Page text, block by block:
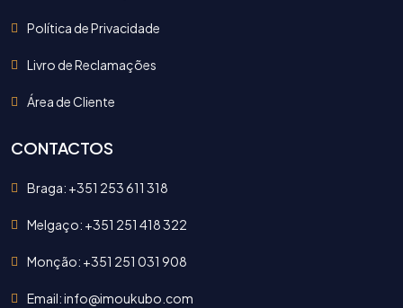
Política de Privacidade
Livro de Reclamações
Área de Cliente
CONTACTOS
Braga: +351 253 611 318
Melgaço: +351 251 418 322
Monção: +351 251 031 908
Email: info@imoukubo.com